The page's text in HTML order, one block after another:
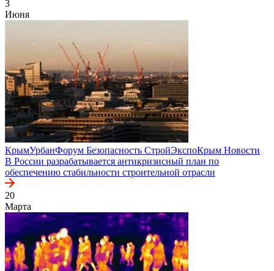
3
Июня
КрымУрбанФорум Безопасность СтройЭкспоКрым Новости
В России разрабатывается антикризисный план по
обеспечению стабильности строительной отрасли
20
Марта